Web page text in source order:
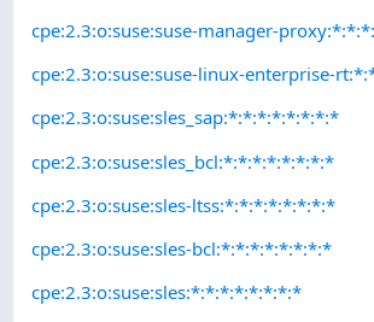
cpe:2.3:o:suse:suse-manager-
cpe:2.3:o:suse:suse-linux-enterprise-
cpe:2.3:o:suse:sles_sap:*:*:*:*:*:*:*:*
cpe:2.3:o:suse:sles_bcl:*:*:*:*:*:*:*:*
cpe:2.3:o:suse:sles-ltss:*:*:*:*:*:*:*:*
cpe:2.3:o:suse:sles-bcl:*:*:*:*:*:*:*:*
cpe:2.3:o:suse:sles:*:*:*:*:*:*:*:*